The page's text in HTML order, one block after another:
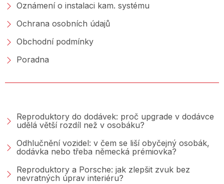
Oznámení o instalaci kam. systému
Ochrana osobních údajů
Obchodní podmínky
Poradna
Reproduktory do dodávek: proč upgrade v dodávce
udělá větší rozdíl než v osobáku?
Odhlučnění vozidel: v čem se liší obyčejný osobák,
dodávka nebo třeba německá prémiovka?
Reproduktory a Porsche: jak zlepšit zvuk bez
nevratných úprav interiéru?